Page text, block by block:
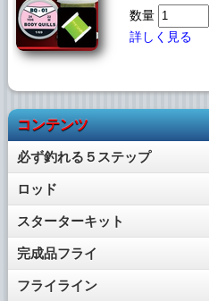
数量
詳しく見る
コンテンツ
必ず釣れる５ステップ
ロッド
スターターキット
完成品フライ
フライライン